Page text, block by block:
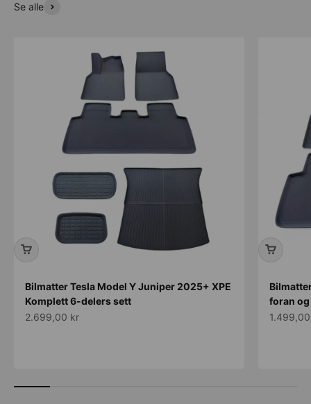
Se alle
Bilmatter Tesla Model Y Juniper 2025+ XPE
Komplett 6-delers sett
Salgspris
2.699,00 kr
foran og
Salgspris